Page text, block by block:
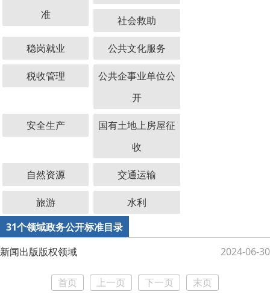
准
社会救助
稳岗就业 公共文化服务
税收管理
公共企事业单位公
开
安全生产
国有土地上房屋征
收
自然资源 交通运输
旅游
水利
31个领域政务公开标准目录
新闻出版版权领域
2024-06-30
首页 上一页 下一页
末页